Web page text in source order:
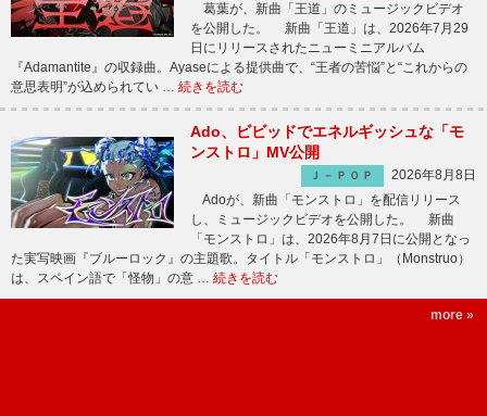
葛葉が、新曲「王道」のミュージックビデオ
を公開した。 新曲「王道」は、2026年7月29
日にリリースされたニューミニアルバム
『Adamantite』の収録曲。Ayaseによる提供曲で、“王者の苦悩”と“これからの
意思表明”が込められてい … 続きを読む
Ado、ビビッドでエネルギッシュな「モ
ンストロ」MV公開
Ｊ－ＰＯＰ
2026年8月8日
Adoが、新曲「モンストロ」を配信リリース
し、ミュージックビデオを公開した。 新曲
「モンストロ」は、2026年8月7日に公開となっ
た実写映画『ブルーロック』の主題歌。タイトル「モンストロ」（Monstruo）
は、スペイン語で「怪物」の意 … 続きを読む
more »